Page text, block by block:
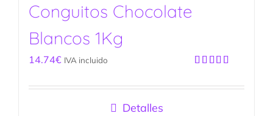
Conguitos Chocolate
Blancos 1Kg
con5.00de
14.74€ IVA incluido
Detalles